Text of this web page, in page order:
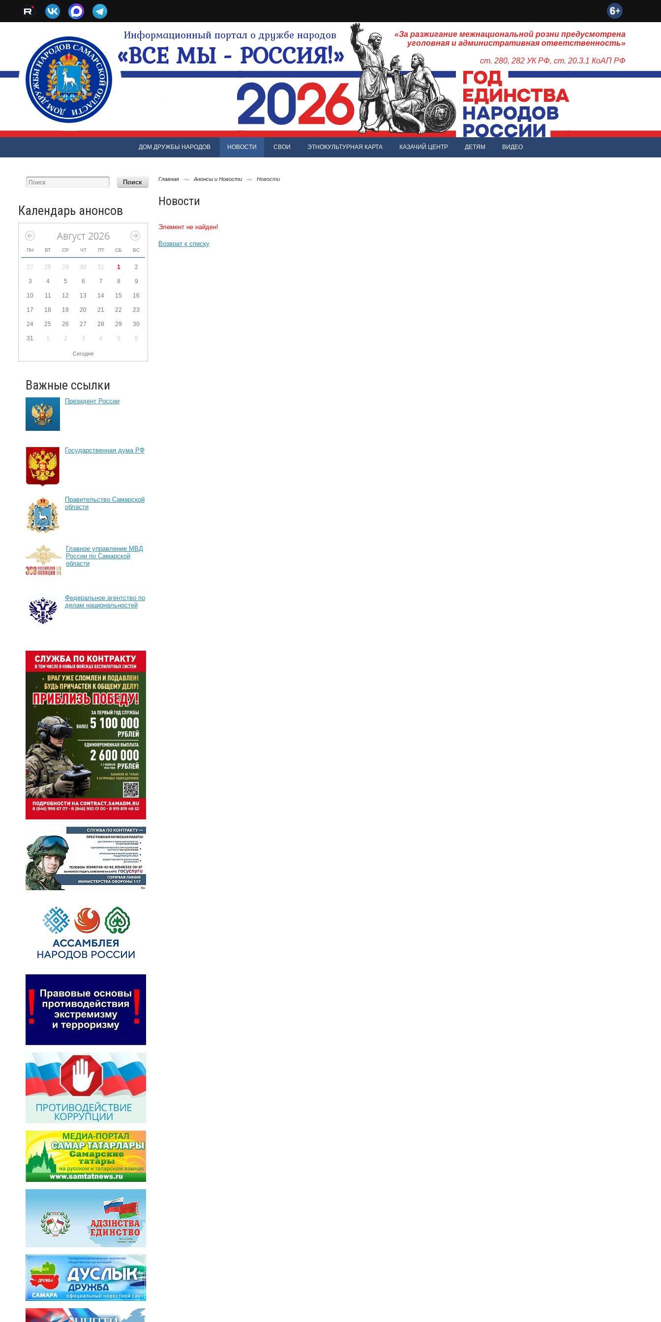
Информационный портал о дружбе народов
«ВСЕ МЫ - РОССИЯ!»
«За разжигание межнациональной розни предусмотрена
уголовная и административная ответственность»
ст. 280, 282 УК РФ, ст. 20.3.1 КоАП РФ
ДОМ ДРУЖБЫ НАРОДОВ НОВОСТИ СВОИ ЭТНОКУЛЬТУРНАЯ КАРТА КАЗАЧИЙ ЦЕНТР ДЕТЯМ ВИДЕО
Календарь анонсов
Август 2026
ПН ВТ СР ЧТ ПТ СБ ВС
27 28 29 30 31 1 2
3 4 5 6 7 8 9
10 11 12 13 14 15 16
17 18 19 20 21 22 23
24 25 26 27 28 29 30
31 1 2 3 4 5 6
Сегодня
Важные ссылки
Президент России
Государственная дума РФ
Правительство Самарской
области
Главное управление МВД
России по Самарской
области
Федеральное агентство по
делам национальностей
Главная Анонсы и Новости Новости
Новости
Элемент не найден!
Возврат к списку